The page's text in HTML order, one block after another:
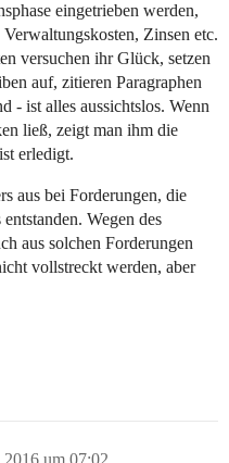
eingetrieben werden,
Zinsen etc.
versuchen ihr Glück, setzen
auf, zitieren Paragraphen
- ist alles aussichtslos. Wenn
ließ, zeigt man ihm die
erledigt.
aus bei Forderungen, die
Wegen des
aus solchen Forderungen
vollstreckt werden, aber
um 07:02